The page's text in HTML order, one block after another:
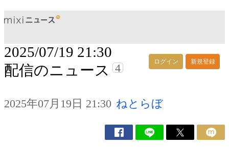
ログイン 新規登録
2025/07/19 21:30
配信のニュース 4
2025年07月19日 21:30 ねとらぼ